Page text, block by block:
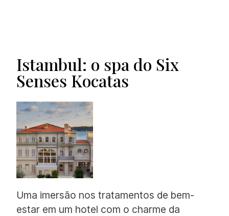
Istambul: o spa do Six
Senses Kocatas
Uma imersão nos tratamentos de bem-
estar em um hotel com o charme da